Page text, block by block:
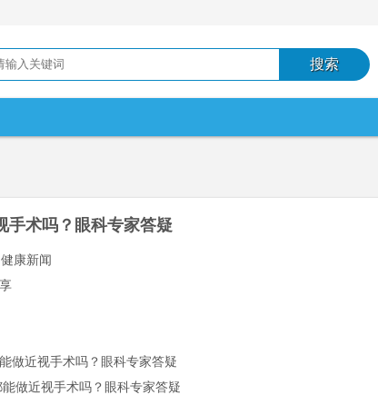
手术吗？眼科专家答疑
康新闻
做近视手术吗？眼科专家答疑
能做近视手术吗？眼科专家答疑